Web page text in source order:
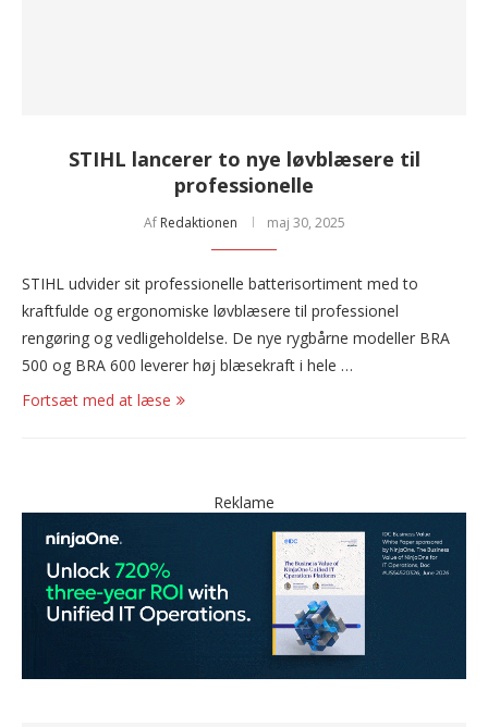
STIHL lancerer to nye løvblæsere til
professionelle
Af Redaktionen maj 30, 2025
STIHL udvider sit professionelle batterisortiment med to
kraftfulde og ergonomiske løvblæsere til professionel
rengøring og vedligeholdelse. De nye rygbårne modeller BRA
500 og BRA 600 leverer høj blæsekraft i hele …
Fortsæt med at læse
Reklame